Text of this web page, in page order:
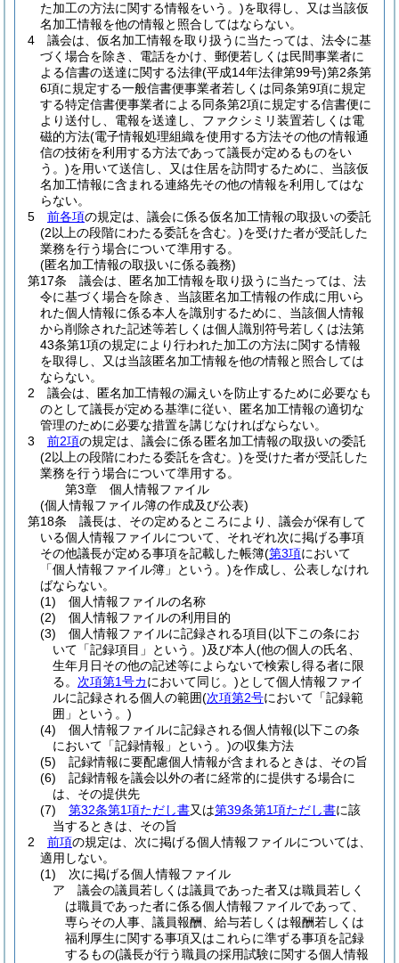
た加工の方法に関する情報をいう。)を取得し、又は当該仮
名加工情報を他の情報と照合してはならない。
4
議会は、仮名加工情報を取り扱うに当たっては、法令に基
づく場合を除き、電話をかけ、郵便若しくは民間事業者に
よる信書の送達に関する法律(平成14年法律第99号)第2条第
6項に規定する一般信書便事業者若しくは同条第9項に規定
する特定信書便事業者による同条第2項に規定する信書便に
より送付し、電報を送達し、ファクシミリ装置若しくは電
磁的方法(電子情報処理組織を使用する方法その他の情報通
信の技術を利用する方法であって議長が定めるものをい
う。)を用いて送信し、又は住居を訪問するために、当該仮
名加工情報に含まれる連絡先その他の情報を利用してはな
らない。
5
前各項の規定は、議会に係る仮名加工情報の取扱いの委託
(2以上の段階にわたる委託を含む。)を受けた者が受託した
業務を行う場合について準用する。
(匿名加工情報の取扱いに係る義務)
第17条
議会は、匿名加工情報を取り扱うに当たっては、法
令に基づく場合を除き、当該匿名加工情報の作成に用いら
れた個人情報に係る本人を識別するために、当該個人情報
から削除された記述等若しくは個人識別符号若しくは法第
43条第1項の規定により行われた加工の方法に関する情報
を取得し、又は当該匿名加工情報を他の情報と照合しては
ならない。
2
議会は、匿名加工情報の漏えいを防止するために必要なも
のとして議長が定める基準に従い、匿名加工情報の適切な
管理のために必要な措置を講じなければならない。
3
前2項の規定は、議会に係る匿名加工情報の取扱いの委託
(2以上の段階にわたる委託を含む。)を受けた者が受託した
業務を行う場合について準用する。
第3章
個人情報ファイル
(個人情報ファイル簿の作成及び公表)
第18条
議長は、その定めるところにより、議会が保有して
いる個人情報ファイルについて、それぞれ次に掲げる事項
その他議長が定める事項を記載した帳簿(第3項において
「個人情報ファイル簿」という。)を作成し、公表しなけれ
ばならない。
(1)
個人情報ファイルの名称
(2)
個人情報ファイルの利用目的
(3)
個人情報ファイルに記録される項目(以下この条にお
いて「記録項目」という。)及び本人(他の個人の氏名、
生年月日その他の記述等によらないで検索し得る者に限
る。 次項第1号カにおいて同じ。)として個人情報ファイ
ルに記録される個人の範囲(次項第2号において「記録範
囲」という。)
(4)
個人情報ファイルに記録される個人情報(以下この条
において「記録情報」という。)の収集方法
(5)
記録情報に要配慮個人情報が含まれるときは、その旨
(6)
記録情報を議会以外の者に経常的に提供する場合に
は、その提供先
(7)
第32条第1項ただし書又は第39条第1項ただし書に該
当するときは、その旨
2
前項の規定は、次に掲げる個人情報ファイルについては、
適用しない。
(1)
次に掲げる個人情報ファイル
ア
議会の議員若しくは議員であった者又は職員若しく
は職員であった者に係る個人情報ファイルであって、
専らその人事、議員報酬、給与若しくは報酬若しくは
福利厚生に関する事項又はこれらに準ずる事項を記録
するもの(議長が行う職員の採用試験に関する個人情報